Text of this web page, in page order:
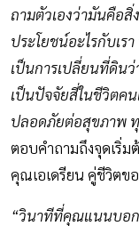
ถามตัวเองว่ามันคือสิ่
ประโยชน์อะไรกับเ
เป็นการเปลี่ยนที่ดินว่
เป็นปัจจัยสี่ในชีวิตค
ปลอดภัยต่อสุขภาพ
ตอบคำถามถึงจุดเริ่ม
คุณเอเดรียน คู่ชีวิตขอ
“วินาทีที่คุณแนนบอ